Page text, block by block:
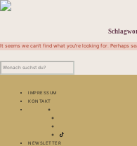
It seems we can’t find what you’re looking for. Perhaps
IMPRESSUM
KONTAKT
NEWSLETTER